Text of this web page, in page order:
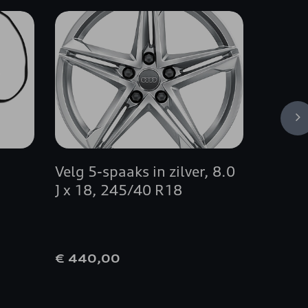
Velg 5-spaaks in zilver, 8.0
J x 18, 245/40 R18
€ 440,00